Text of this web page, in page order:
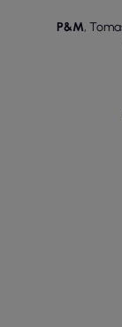
P&M,